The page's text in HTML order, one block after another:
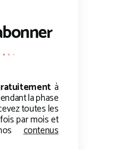
à
la phase
toutes les
par mois et
contenus